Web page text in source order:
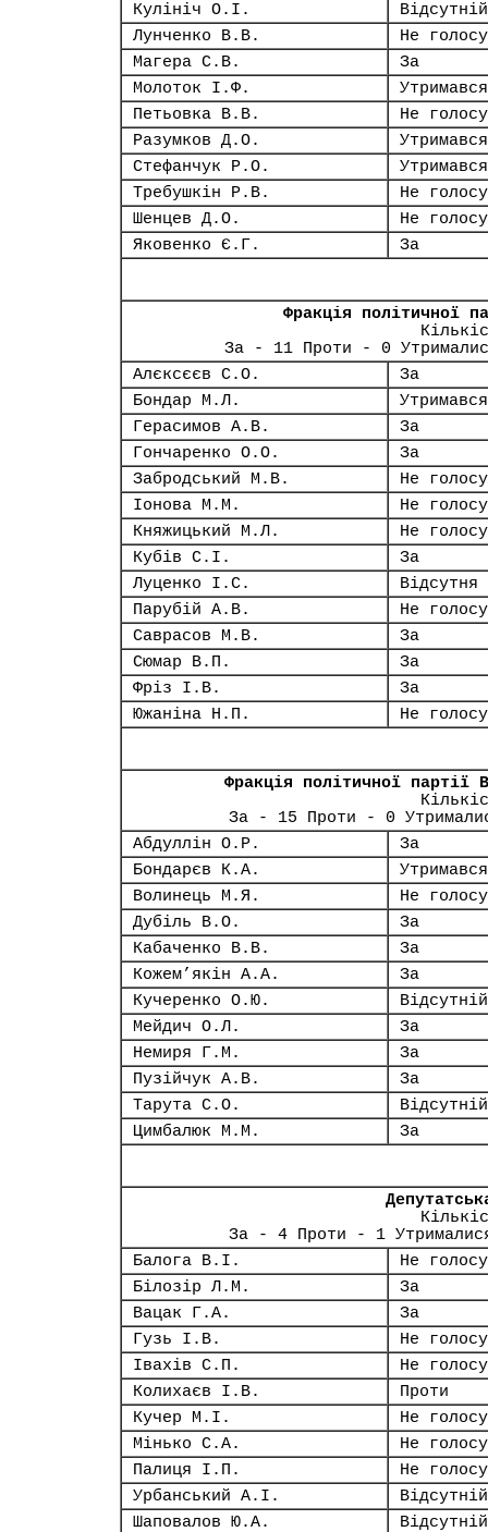
Кулініч О.І.
Відсутній
Лунченко В.В.
Не
Магера С.В.
За
Молоток І.Ф.
Утримався
Петьовка В.В.
Не
Разумков Д.О.
Утримався
Стефанчук Р.О.
Утримався
Требушкін Р.В.
Не
Шенцев Д.О.
Не
Яковенко Є.Г.
За
Фракція політичної
За - 11 Проти - 0
Алєксєєв С.О.
За
Бондар М.Л.
Утримався
Герасимов А.В.
За
Гончаренко О.О.
За
Забродський М.В.
Не
Іонова М.М.
Не
Княжицький М.Л.
Не
Кубів С.І.
За
Луценко І.С.
Відсутня
Парубій А.В.
Не
Саврасов М.В.
За
Сюмар В.П.
За
Фріз І.В.
За
Южаніна Н.П.
Не
Фракція політичної партії
За - 15 Проти - 0
Абдуллін О.Р.
За
Бондарєв К.А.
Утримався
Волинець М.Я.
Не
Дубіль В.О.
За
Кабаченко В.В.
За
Кожем’якін А.А.
За
Кучеренко О.Ю.
Відсутній
Мейдич О.Л.
За
Немиря Г.М.
За
Пузійчук А.В.
За
Тарута С.О.
Відсутній
Цимбалюк М.М.
За
За - 4 Проти - 1
Балога В.І.
Не
Білозір Л.М.
За
Вацак Г.А.
За
Гузь І.В.
Не
Івахів С.П.
Не
Колихаєв І.В.
Проти
Кучер М.І.
Не
Мінько С.А.
Не
Палиця І.П.
Не
Урбанський А.І.
Відсутній
Шаповалов Ю.А.
Відсутній